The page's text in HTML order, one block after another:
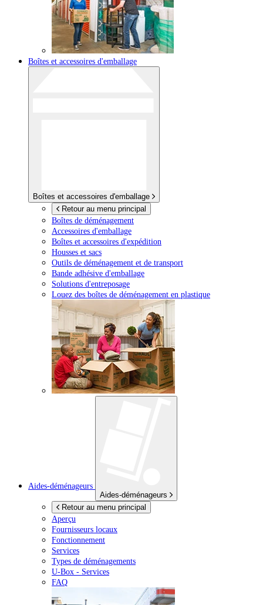
Boîtes et accessoires d'emballage
Boîtes et accessoires d'emballage
Retour au menu principal
Boîtes de déménagement
Accessoires d'emballage
Boîtes et accessoires d'expédition
Housses et sacs
Outils de déménagement et de transport
Bande adhésive d'emballage
Solutions d'entreposage
Louez des boîtes de déménagement en plastique
Aides-déménageurs
Aides-déménageurs
Retour au menu principal
Aperçu
Fournisseurs locaux
Fonctionnement
Services
Types de déménagements
U-Box - Services
FAQ